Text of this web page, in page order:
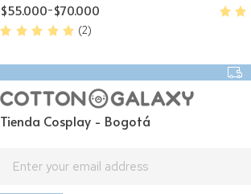
$55.000-$70.000
(2)
Tienda Cosplay - Bogotá